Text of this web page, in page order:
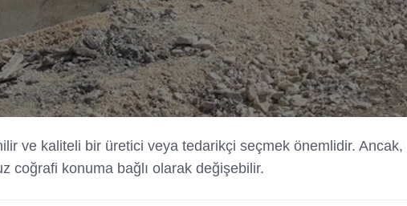
ve kaliteli bir üretici veya tedarikçi seçmek önemlidir.
coğrafi konuma bağlı olarak değişebilir.